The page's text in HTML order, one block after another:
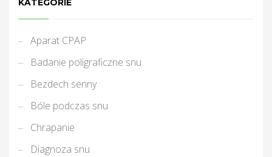
KATEGORIE
Aparat CPAP
Badanie poligraficzne snu
Bezdech senny
Bóle podczas snu
Chrapanie
Diagnoza snu